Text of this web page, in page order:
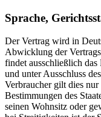
Sprache,
Der Vertrag wird in
Abwicklung der
findet ausschließlich
und unter Ausschluss
Verbraucher gilt dies
Bestimmungen des
seinen Wohnsitz oder